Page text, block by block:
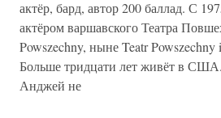
актёр, бард, автор 200 баллад. С
актёром варшавского Театра
Powszechny, ныне Teatr
Больше тридцати лет живёт в
Анджей не